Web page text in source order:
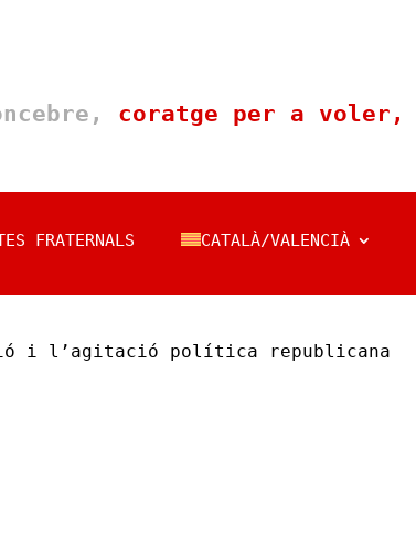
coratge per a voler,
FRATERNALS CATALÀ/VALENCIÀ
i l’agitació política republicana